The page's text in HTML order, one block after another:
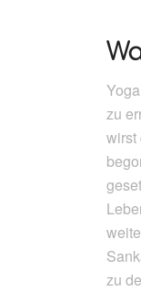
zu
wirst
zu